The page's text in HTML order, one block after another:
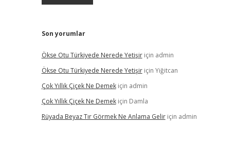
Son yorumlar
Ökse Otu Türkiyede Nerede Yetişiriçin admin
Ökse Otu Türkiyede Nerede Yetişiriçin Yiğitcan
Çok Yıllık Çiçek Ne Demekiçin admin
Çok Yıllık Çiçek Ne Demekiçin Damla
Rüyada Beyaz Tır Görmek Ne Anlama Geliriçin admin